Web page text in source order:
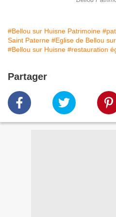
#Bellou sur Huisne Patrimoine
Saint Paterne #Eglise de Bellou
#Bellou sur Huisne #restauration
Partager